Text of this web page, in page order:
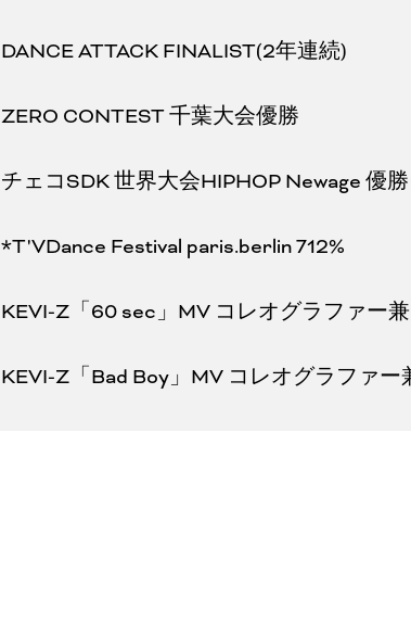
DANCE ATTACK FINALIST(2年連続)
ZERO CONTEST 千葉大会優勝
チェコSDK 世界大会HIPHOP Newage 優
*T'VDance Festival paris.berlin 712%
KEVI-Z「60 sec」MV コレオグラファー
KEVI-Z「Bad Boy」MV コレオグラファー